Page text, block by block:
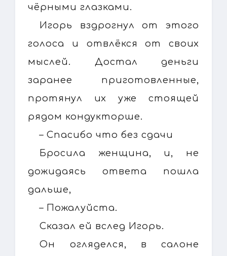
чёрными глазками.
Игорь вздрогнул от этого
голоса и отвлёкся от своих
мыслей. Достал деньги
заранее приготовленные,
протянул их уже стоящей
рядом кондукторше.
– Спасибо что без сдачи
Бросила женщина, и, не
дожидаясь ответа пошла
дальше,
– Пожалуйста.
Сказал ей вслед Игорь.
Он огляделся, в салоне